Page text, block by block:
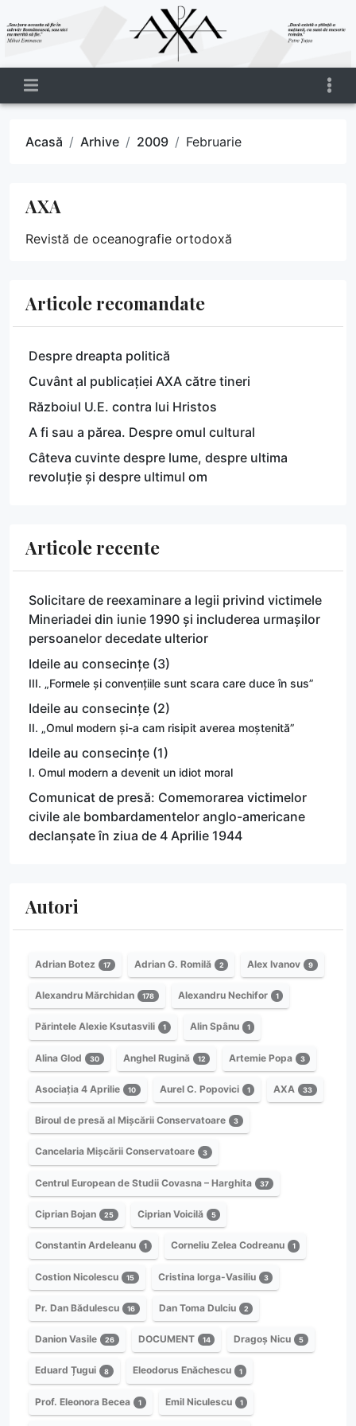
Acasă Arhive 2009 Februarie
AXA
Revistă de oceanografie ortodoxă
Articole recomandate
Despre dreapta politică
Cuvânt al publicației AXA către tineri
Războiul U.E. contra lui Hristos
A fi sau a părea. Despre omul cultural
Câteva cuvinte despre lume, despre ultima
revoluție și despre ultimul om
Articole recente
Solicitare de reexaminare a legii privind victimele
Mineriadei din iunie 1990 și includerea urmașilor
persoanelor decedate ulterior
Ideile au consecințe (3)
III. „Formele și convențiile sunt scara care duce în sus”
Ideile au consecințe (2)
II. „Omul modern și-a cam risipit averea moștenită”
Ideile au consecințe (1)
I. Omul modern a devenit un idiot moral
Comunicat de presă: Comemorarea victimelor
civile ale bombardamentelor anglo-americane
declanșate în ziua de 4 Aprilie 1944
Autori
Adrian Botez 17 Adrian G. Romilă 2 Alex Ivanov 9
Alexandru Mărchidan 178 Alexandru Nechifor 1
Părintele Alexie Ksutasvili 1 Alin Spânu 1
Alina Glod 30 Anghel Rugină 12 Artemie Popa 3
Asociația 4 Aprilie 10 Aurel C. Popovici 1 AXA 33
Biroul de presă al Mișcării Conservatoare 3
Cancelaria Mișcării Conservatoare 3
Centrul European de Studii Covasna – Harghita 37
Ciprian Bojan 25 Ciprian Voicilă 5
Constantin Ardeleanu 1 Corneliu Zelea Codreanu 1
Costion Nicolescu 15 Cristina Iorga-Vasiliu 3
Pr. Dan Bădulescu 16 Dan Toma Dulciu 2
Danion Vasile 26 DOCUMENT 14 Dragoș Nicu 5
Eduard Țugui 8 Eleodorus Enăchescu 1
Prof. Eleonora Becea 1 Emil Niculescu 1